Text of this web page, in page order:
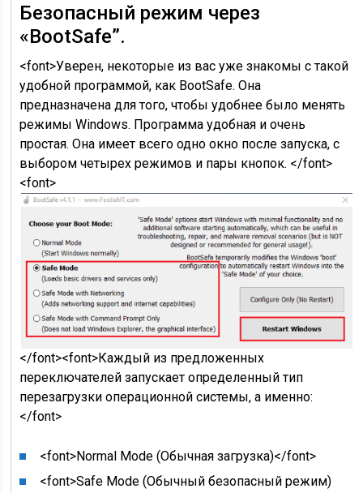
Безопасный режим через
«BootSafe”.
<font>Уверен, некоторые из вас уже знакомы с такой
удобной программой, как BootSafe. Она
предназначена для того, чтобы удобнее было менять
режимы Windows. Программа удобная и очень
простая. Она имеет всего одно окно после запуска, с
выбором четырех режимов и пары кнопок. </font>
<font>
</font><font>Каждый из предложенных
переключателей запускает определенный тип
перезагрузки операционной системы, а именно:
</font>
<font>Normal Mode (Обычная загрузка)</font>
<font>Safe Mode (Обычный безопасный режим)